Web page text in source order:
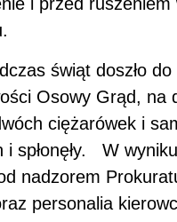
świąt doszło
Osowy Grąd, na
ciężarówek i
i spłonęły. W
nadzorem
personalia